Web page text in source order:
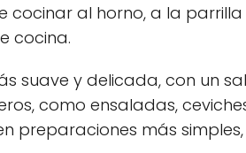
al horno, a la
cocina.
suave y delicada, con un
como ensaladas,
preparaciones más